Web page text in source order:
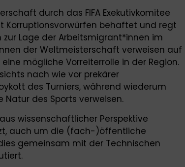
durch das FIFA Exekutivkomitee
Korruptionsvorwürfen behaftet und regt
Lage der Arbeitsmigrant*innen im
der Weltmeisterschaft verweisen auf
mögliche Vorreiterrolle in der Region.
nach wie vor prekärer
des Turniers, während wiederum
des Sports verweisen.
wissenschaftlicher Perspektive
auch um die (fach-)öffentliche
gemeinsam mit der Technischen